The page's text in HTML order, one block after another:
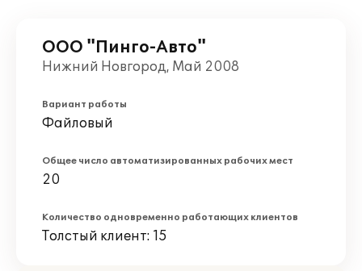
ООО "Пинго-Авто"
Нижний Новгород, Май 2008
Вариант работы
Файловый
Общее число автоматизированных рабочих мест
20
Количество одновременно работающих клиентов
Толстый клиент: 15